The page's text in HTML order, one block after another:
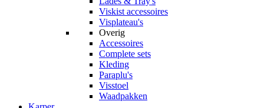
Viskist accessoires
Visplateau's
Overig
Accessoires
Complete sets
Kleding
Paraplu's
Visstoel
Waadpakken